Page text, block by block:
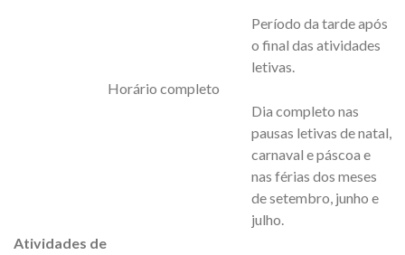
Atividades de
Horário completo
Período da tarde após
o final das atividades
letivas.
Dia completo nas
pausas letivas de natal,
carnaval e páscoa e
nas férias dos meses
de setembro, junho e
julho.